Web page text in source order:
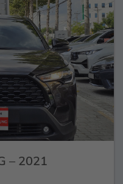
– 2021